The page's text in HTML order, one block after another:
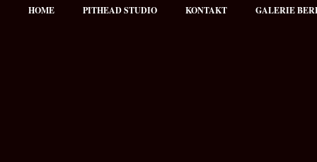
HOME PITHEAD STUDIO KONTAKT GALERIE